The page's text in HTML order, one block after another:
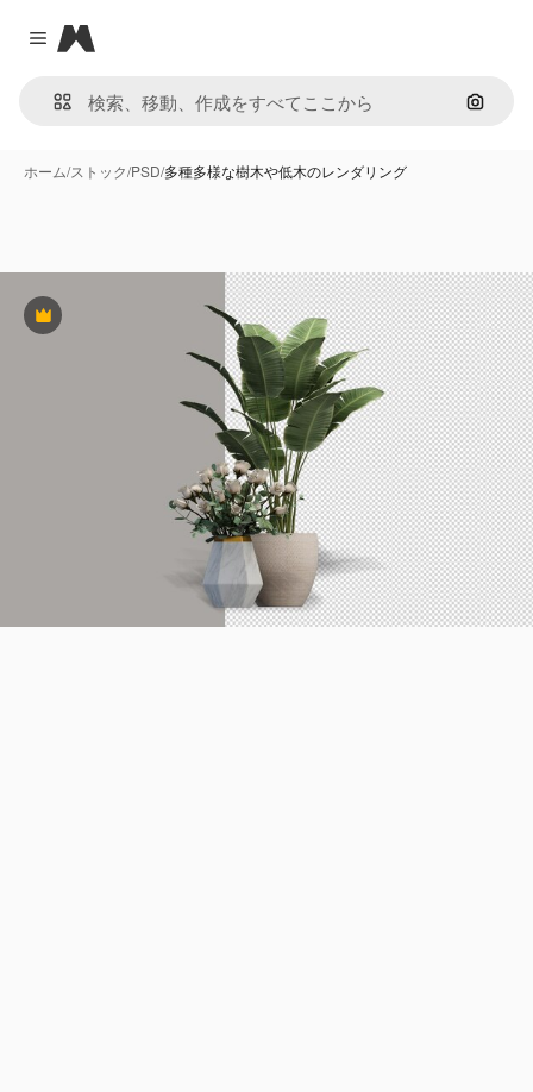
Close menu
Magnific
画像で
ホーム/ストック/PSD/多種多様な樹木や低木のレンダリング
Premium